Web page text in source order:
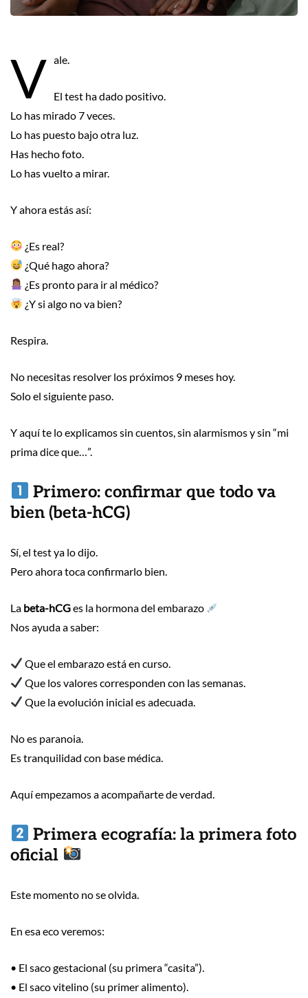
V ale.
El test ha dado positivo.
Lo has mirado 7 veces.
Lo has puesto bajo otra luz.
Has hecho foto.
Lo has vuelto a mirar.
Y ahora estás así:
¿Es real?
¿Qué hago ahora?
¿Es pronto para ir al médico?
¿Y si algo no va bien?
Respira.
No necesitas resolver los próximos 9 meses hoy.
Solo el siguiente paso.
Y aquí te lo explicamos sin cuentos, sin alarmismos y sin “mi
prima dice que…”.
Primero: confirmar que todo va
bien (beta-hCG)
Sí, el test ya lo dijo.
Pero ahora toca confirmarlo bien.
La beta-hCGes la hormona del embarazo
Nos ayuda a saber:
Que el embarazo está en curso.
Que los valores corresponden con las semanas.
Que la evolución inicial es adecuada.
No es paranoia.
Es tranquilidad con base médica.
Aquí empezamos a acompañarte de verdad.
Primera ecografía: la primera foto
oficial
Este momento no se olvida.
En esa eco veremos:
• El saco gestacional (su primera “casita”).
• El saco vitelino (su primer alimento).